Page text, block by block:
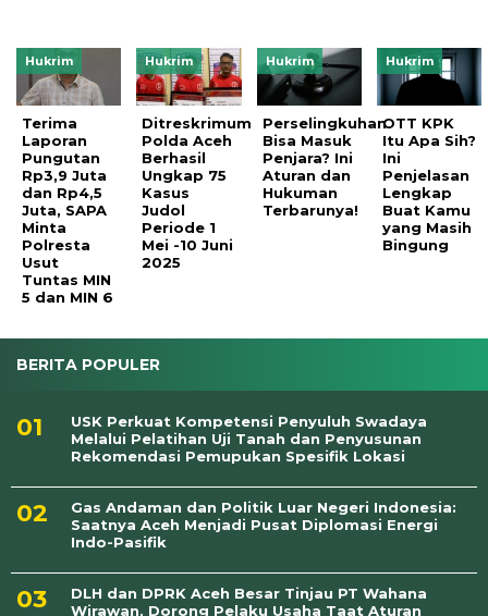
Hukrim
Terima
Laporan
Pungutan
Rp3,9 Juta
dan Rp4,5
Juta, SAPA
Minta
Polresta
Usut
Tuntas MIN
5 dan MIN 6
Hukrim
Ditreskrimum
Polda Aceh
Berhasil
Ungkap 75
Kasus
Judol
Periode 1
Mei -10 Juni
2025
Hukrim
Perselingkuhan
Bisa Masuk
Penjara? Ini
Aturan dan
Hukuman
Terbarunya!
Hukrim
OTT KPK
Itu Apa Sih?
Ini
Penjelasan
Lengkap
Buat Kamu
yang Masih
Bingung
BERITA POPULER
USK Perkuat Kompetensi Penyuluh Swadaya
Melalui Pelatihan Uji Tanah dan Penyusunan
Rekomendasi Pemupukan Spesifik Lokasi
Gas Andaman dan Politik Luar Negeri Indonesia:
Saatnya Aceh Menjadi Pusat Diplomasi Energi
Indo-Pasifik
DLH dan DPRK Aceh Besar Tinjau PT Wahana
Wirawan, Dorong Pelaku Usaha Taat Aturan